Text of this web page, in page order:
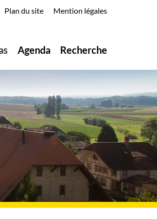
Plan du site Mention légales
Agenda Recherche